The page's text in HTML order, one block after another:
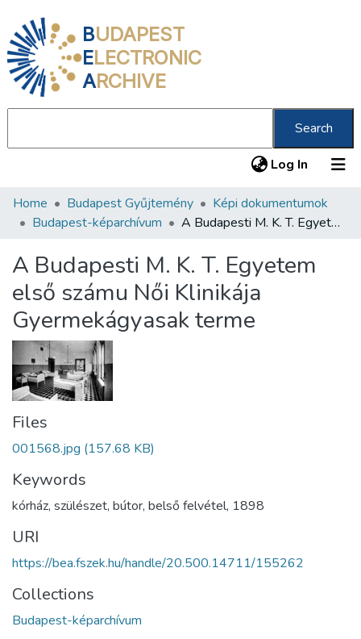
BUDAPEST
ELECTRONIC
ARCHIVE
Search
Log In (current)
Communities & Collections
Statistics
About us
Home Budapest Gyűjtemény
Képi dokumentumok
Budapest-képarchívum
A Budapesti M. K. T. Egyetem első számu Női Klinikája Gyermekágyasak terme
A Budapesti M. K. T. Egyetem
első számu Női Klinikája
Gyermekágyasak terme
Files
001568.jpg (157.68 KB)
Keywords
kórház, szülészet, bútor, belső felvétel, 1898
URI
https://bea.fszek.hu/handle/20.500.14711/155262
Collections
Budapest-képarchívum